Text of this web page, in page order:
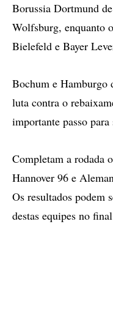
Borussia Dortmund
Wolfsburg, enquanto
Bielefeld e Bayer
Bochum e Hamburgo
luta contra o
importante passo para
Completam a rodada
Hannover 96 e
Os resultados podem
destas equipes no